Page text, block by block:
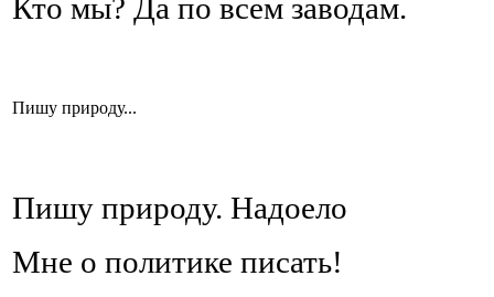
Кто мы? Да по всем заводам.
Пишу природу...
Пишу природу. Надоело
Мне о политике писать!